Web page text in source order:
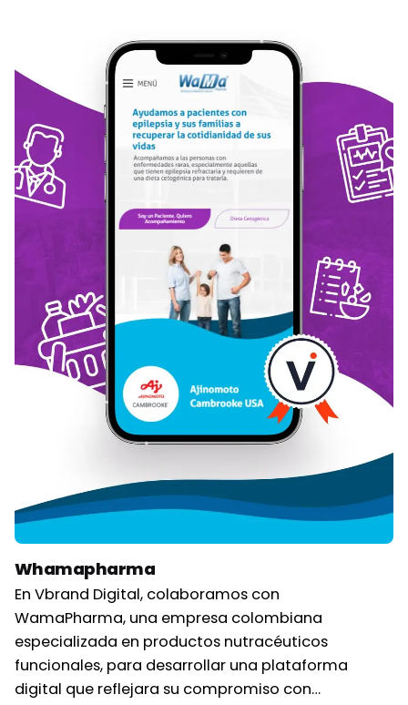
Whamapharma
En Vbrand Digital, colaboramos con
WamaPharma, una empresa colombiana
especializada en productos nutracéuticos
funcionales, para desarrollar una plataforma
digital que reflejara su compromiso con…